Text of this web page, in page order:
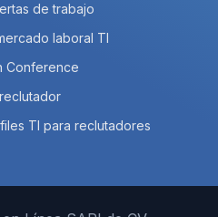
de trabajo
laboral TI
Conference
TI para reclutadores